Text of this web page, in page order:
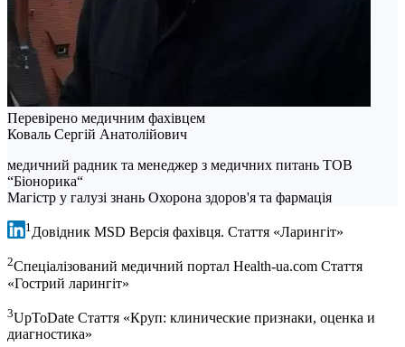
Перевірено медичним фахівцем
Коваль Сергій Анатолійович
медичний радник та менеджер з медичних питань ТОВ
“Біонорика“
Магістр у галузі знань Охорона здоров'я та фармація
1Довідник MSD Версія фахівця. Стаття «Ларингіт»
2Спеціалізований медичний портал Health-ua.com Стаття
«Гострий ларингіт»
3UpToDate Стаття «Круп: клинические признаки, оценка и
диагностика»